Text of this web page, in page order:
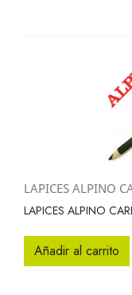
LAPICES ALPINO
LAPICES ALPINO
Añadir al carrito